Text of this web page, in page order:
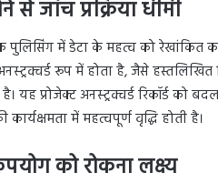
जांच प्रक्रिया धीमी
पुलिसिंग में डेटा के महत्व को रेखांकित
अनस्ट्रक्चर्ड रूप में होता है, जैसे
है। यह प्रोजेक्ट अनस्ट्रक्चर्ड रिकॉर्ड
में महत्वपूर्ण वृद्धि होती है।
को रोकना लक्ष्य